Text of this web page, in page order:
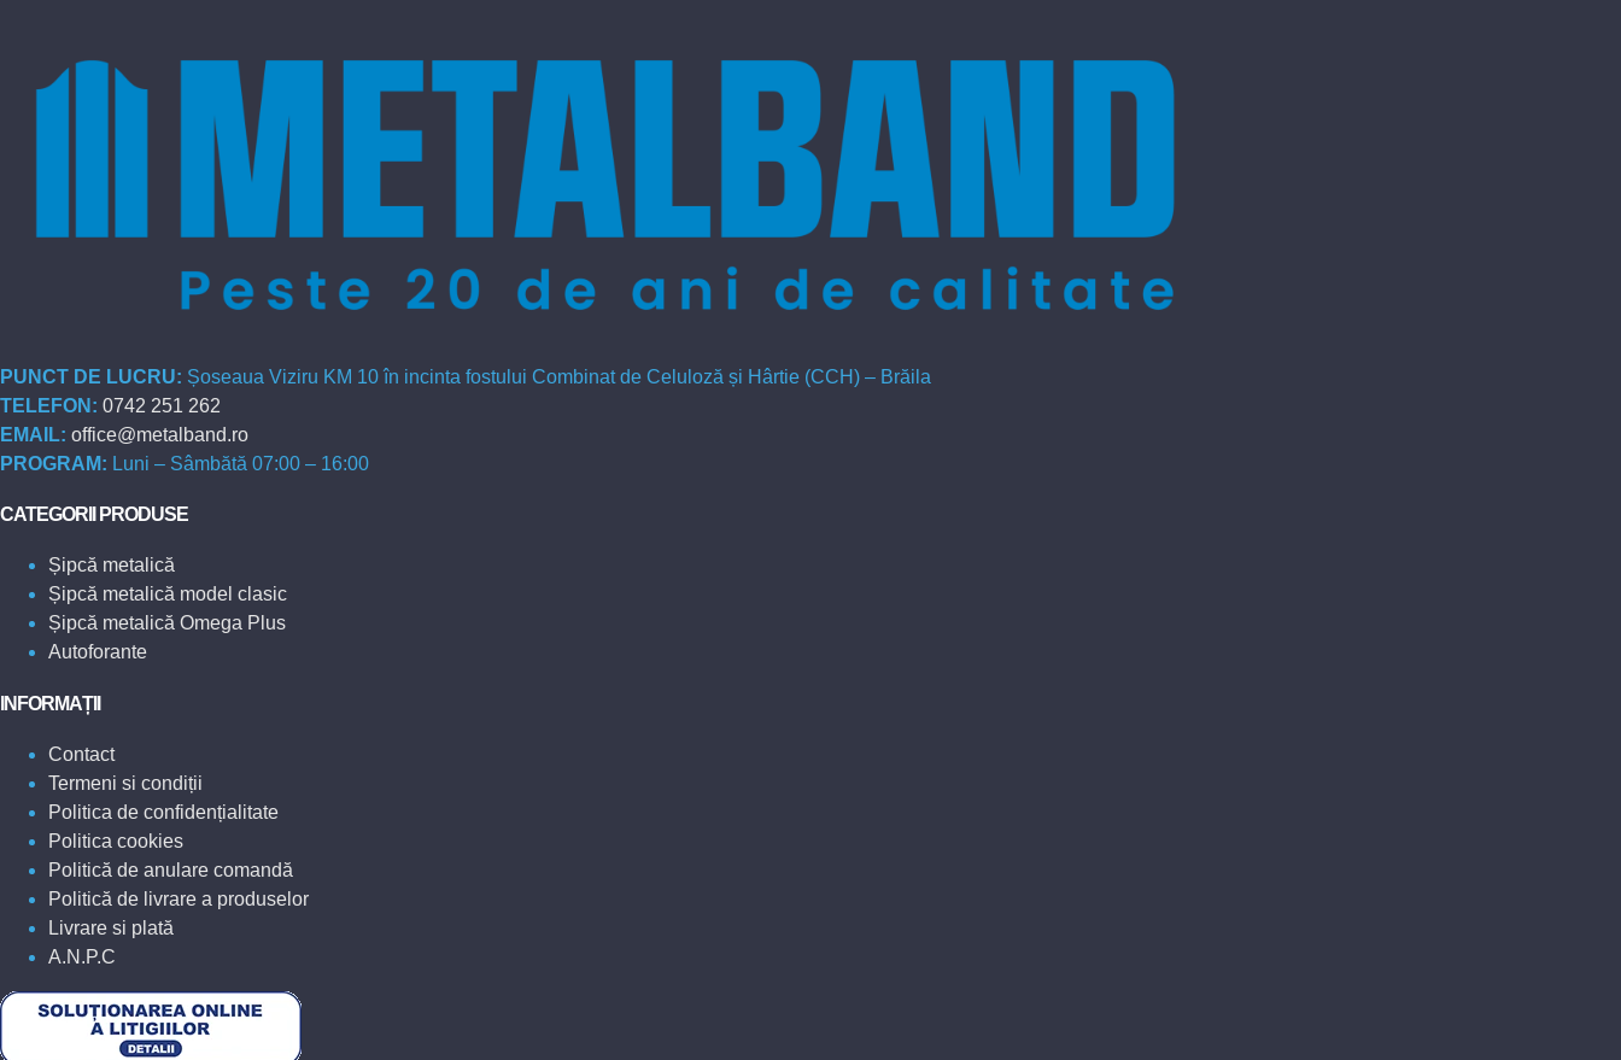
PUNCT DE LUCRU: Șoseaua Viziru KM 10 în incinta fostului Combinat de Celuloză și Hârtie (CCH) – Brăila
TELEFON: 0742 251 262
EMAIL: office@metalband.ro
PROGRAM: Luni – Sâmbătă 07:00 – 16:00
CATEGORII PRODUSE
Șipcă metalică
Șipcă metalică model clasic
Șipcă metalică Omega Plus
Autoforante
INFORMAȚII
Contact
Termeni si condiții
Politica de confidențialitate
Politica cookies
Politică de anulare comandă
Politică de livrare a produselor
Livrare si plată
A.N.P.C